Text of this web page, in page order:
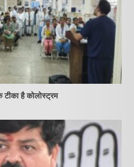
टीका है कोलोस्ट्रम